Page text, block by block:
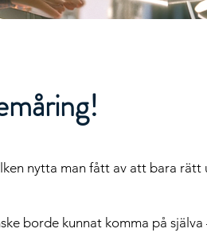
nytta man fått av att bara
borde kunnat komma på